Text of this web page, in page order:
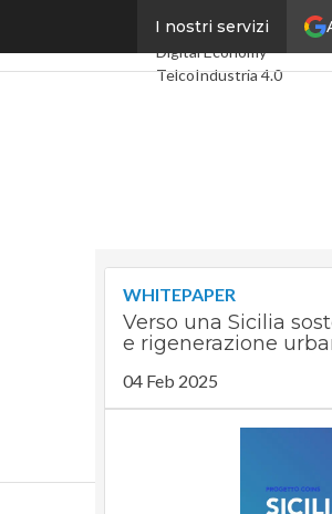
I nostri servizi
Ultimi articoli
Digital Economy
TelcoIndustria 4.0
WHITEPAPER
Verso una Sicilia
e rigenerazione
04 Feb 2025